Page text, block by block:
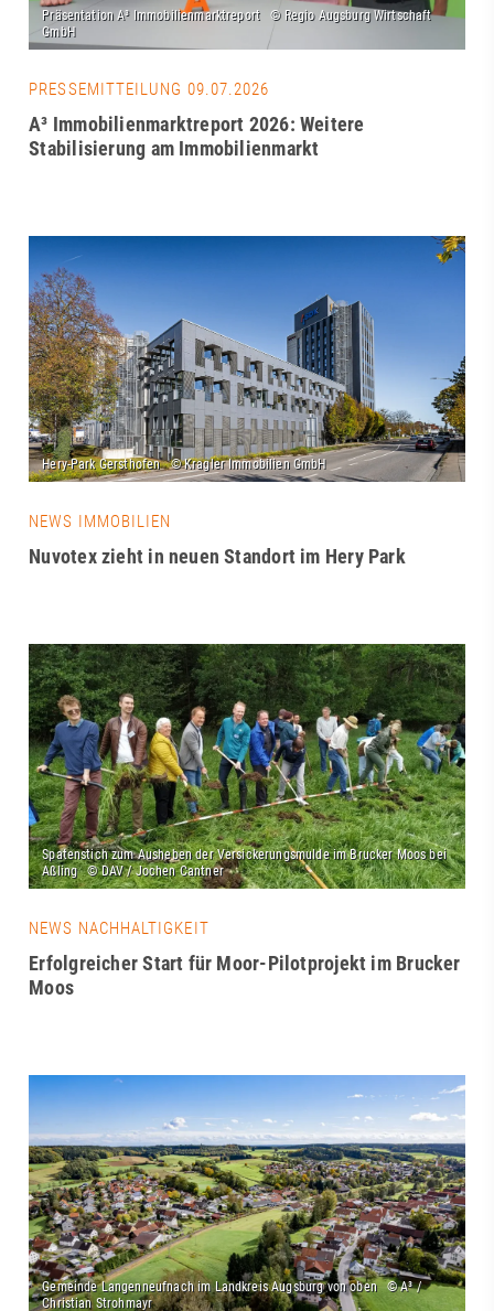
PRESSEMITTEILUNG 09.07.2026
A³ Immobilienmarktreport 2026: Weitere
Stabilisierung am Immobilienmarkt
NEWS IMMOBILIEN
Nuvotex zieht in neuen Standort im Hery Park
NEWS NACHHALTIGKEIT
Erfolgreicher Start für Moor-Pilotprojekt im Brucker
Moos